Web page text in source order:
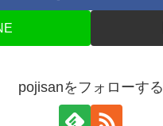
pojisanをフォローする